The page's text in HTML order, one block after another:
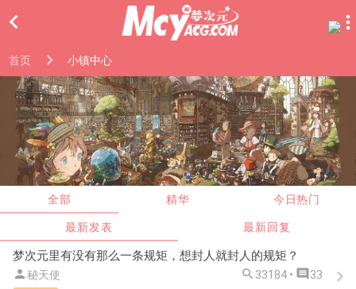

首页 小镇中心
全部 精华
今日热门
最新发表
最新回复
梦次元里有没有那么一条规矩，想封人就封人的规矩？
秘天使  33184 •  33